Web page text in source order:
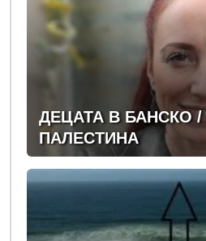
ДЕЦАТА В БАНСКО
ПАЛЕСТИНА